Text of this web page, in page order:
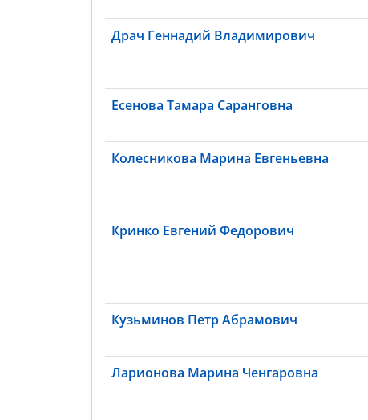
Драч Геннадий Владимирович
Есенова Тамара Саранговна
Колесникова Марина Евгеньевна
Кринко Евгений Федорович
Кузьминов Петр Абрамович
Ларионова Марина Ченгаровна